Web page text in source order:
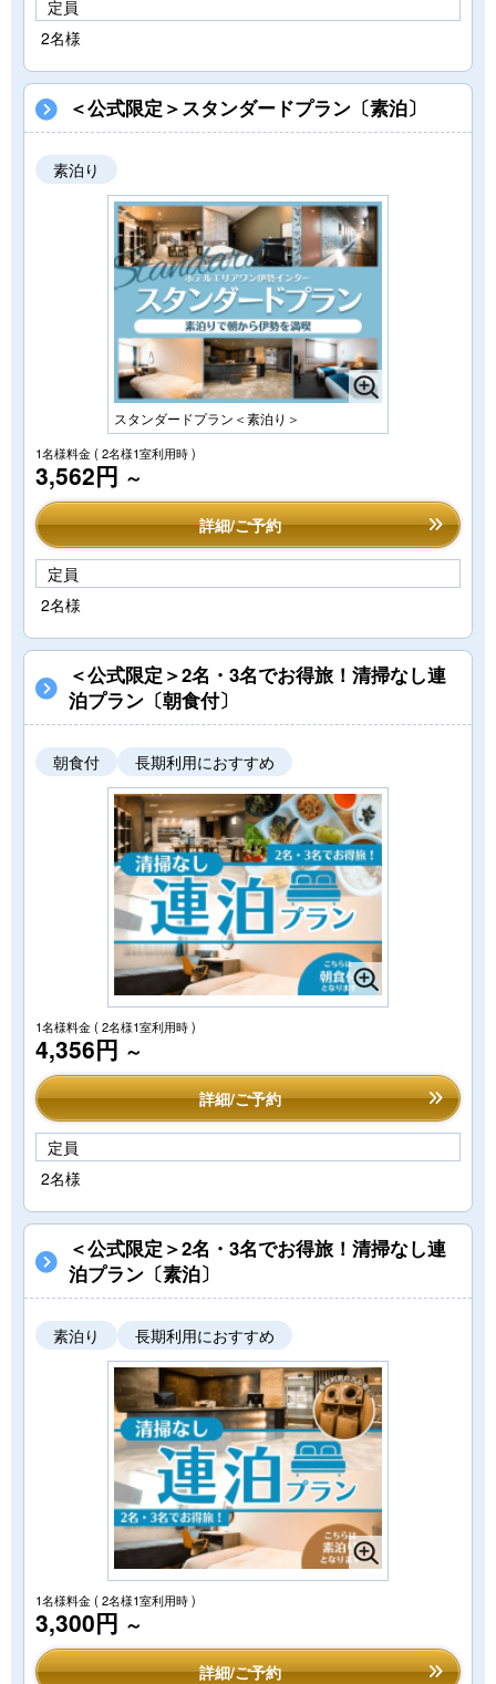
定員
2名様
＜公式限定＞スタンダードプラン〔素泊〕
素泊り
スタンダードプラン＜素泊り＞
1名様料金( 2名様1室利用時 )
3,562円 ～
詳細/ご予約
定員
2名様
＜公式限定＞2名・3名でお得旅！清掃なし連
泊プラン〔朝食付〕
朝食付 長期利用におすすめ
1名様料金( 2名様1室利用時 )
4,356円 ～
詳細/ご予約
定員
2名様
＜公式限定＞2名・3名でお得旅！清掃なし連
泊プラン〔素泊〕
素泊り 長期利用におすすめ
1名様料金( 2名様1室利用時 )
3,300円 ～
詳細/ご予約